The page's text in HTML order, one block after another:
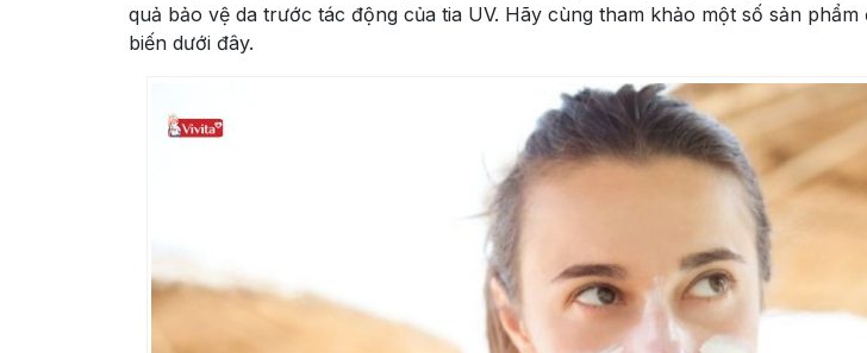
quả bảo vệ da trước tác động của tia UV. Hãy cùng tham khảo một số sản
biến dưới đây.